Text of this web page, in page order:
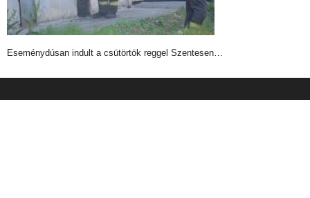
Eseménydúsan indult a csütörtök reggel Szentesen…